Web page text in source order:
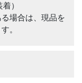
）
場合は、現品を
。